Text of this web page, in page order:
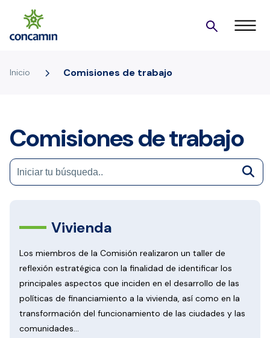
Inicio 5 Comisiones de trabajo
Comisiones de trabajo
Vivienda
Los miembros de la Comisión realizaron un taller de
reflexión estratégica con la finalidad de identificar los
principales aspectos que inciden en el desarrollo de las
políticas de financiamiento a la vivienda, así como en la
transformación del funcionamiento de las ciudades y las
comunidades...